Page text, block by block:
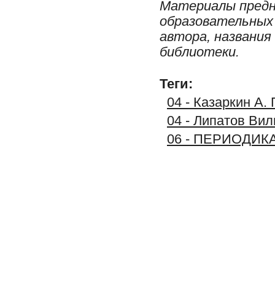
Материалы
автора,
библиотеки.
Теги:
04 - Казаркин А.
04 - Липатов
06 -